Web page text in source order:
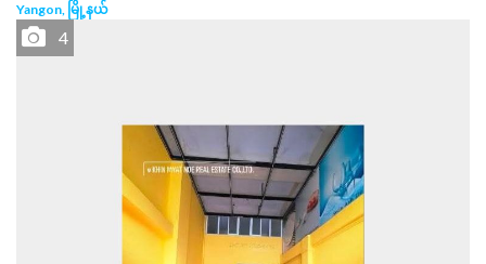
Yangon, မြို့နယ်
4